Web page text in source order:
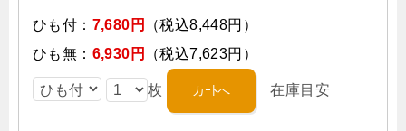
ひも付： 7,680円
（税込8,448円）
ひも無： 6,930円 （税込7,623円）
枚 在庫目安